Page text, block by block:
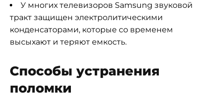
У многих телевизоров Samsung звуковой
тракт защищен электролитическими
конденсаторами, которые со временем
высыхают и теряют емкость.
Способы устранения
поломки